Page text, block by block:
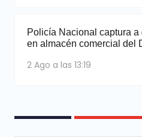
Policía Nacional captura
en almacén comercial del
2 Ago a las 13:19